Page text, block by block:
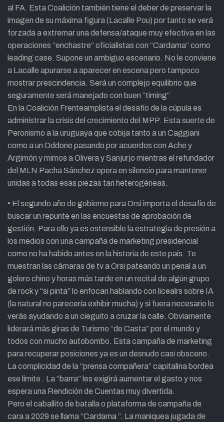
al FA. Esta Coalición también tiene el deber de preservar la
imagen de su máxima figura (Lacalle Pou) por tanto se verá
forzada a extremar una defensa/ataque muy efectiva en las
operaciones “enchastre” oficialistas con “Cardama” como
leading case. Supone un ambiguo escenario. No le conviene
a Lacalle apurarse a aparecer en escena pero tampoco
mostrar prescindencia. Será un complejo equilibrio que
seguramente será manejado con buen “timing”.
En la Coalición Frenteamplista el desafío de la cúpula es
administrar la crisis del crecimiento del MPP. Esta suerte de
Peronismo a la uruguaya que cobija tanto a un Caggiani
como a un Oddone pasando por acuerdos con Ache y
Argimón y mimos a Olivera y Sanjurjo mientras el refundador
del MLN Pacha Sánchez opera en silencio para mantener
unidas a todas esas piezas tan heterogéneas.
• El segundo año de gobierno para Orsi importa el desafío de
buscar un repunte en las encuestas de aprobación de
gestión. Para ello ya es ostensible la estrategia de presión a
los medios con una campaña de marketing presidencial
como no ha habido antes en la historia de este país. Te
muestran las cámaras de tv a Orsi pateando un penal a un
golero chino y horas más tarde en un recital de algún grupo
de rock y “si pinta” lo enfocan hablando con licealrs sobre IA
(la natural no parecería exhibir mucha) y si fuera necesario lo
verás ayudando a un cieguito a cruzar la calle. Obviamente
liderará más giras de Turismo “de Casta” por el mundo y
todos con mucho autobombo. Esta campaña de marketing
para recuperar posiciones ya es un desnudo casi obsceno.
La complicidad de la “prensa compañera” capitalina bordea
ese límite . La “barra” les exigirá aumentar el gasto y nos
espera una Rendición de Cuentas muy divertida.
Pero el caballito de batalla o plataforma de campaña de
cara a 2029 se llama “Cardama ”. La maniquea jugada de